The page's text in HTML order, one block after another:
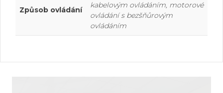
Způsob ovládání
kabelovým ovládáním, motorové
ovládání s bezšňůrovým
ovládáním